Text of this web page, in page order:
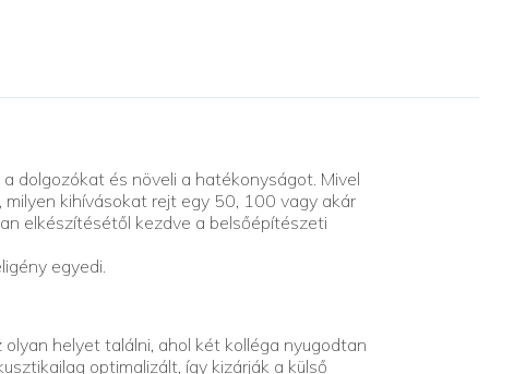
dolgozókat és növeli a hatékonyságot. Mivel
kihívásokat rejt egy 50, 100 vagy akár
elkészítésétől kezdve a belsőépítészeti
egyedi.
helyet találni, ahol két kolléga nyugodtan
optimalizált, így kizárják a külső